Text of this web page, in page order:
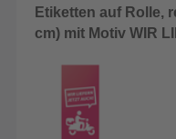
Etiketten auf Rolle,
cm) mit Motiv WIR